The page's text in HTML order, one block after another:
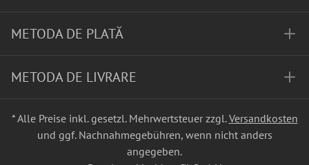
METODA DE PLATĂ
METODA DE LIVRARE
* Alle Preise inkl. gesetzl. Mehrwertsteuer zzgl.Versandkosten
und ggf. Nachnahmegebühren, wenn nicht anders
angegeben.